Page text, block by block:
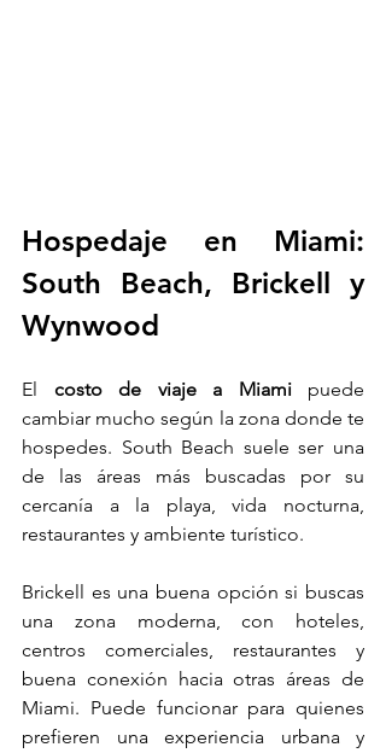
Hospedaje en Miami:
South Beach, Brickell y
Wynwood
El costo de viaje a Miami puede
cambiar mucho según la zona donde te
hospedes. South Beach suele ser una
de las áreas más buscadas por su
cercanía a la playa, vida nocturna,
restaurantes y ambiente turístico.
Brickell es una buena opción si buscas
una zona moderna, con hoteles,
centros comerciales, restaurantes y
buena conexión hacia otras áreas de
Miami. Puede funcionar para quienes
prefieren una experiencia urbana y